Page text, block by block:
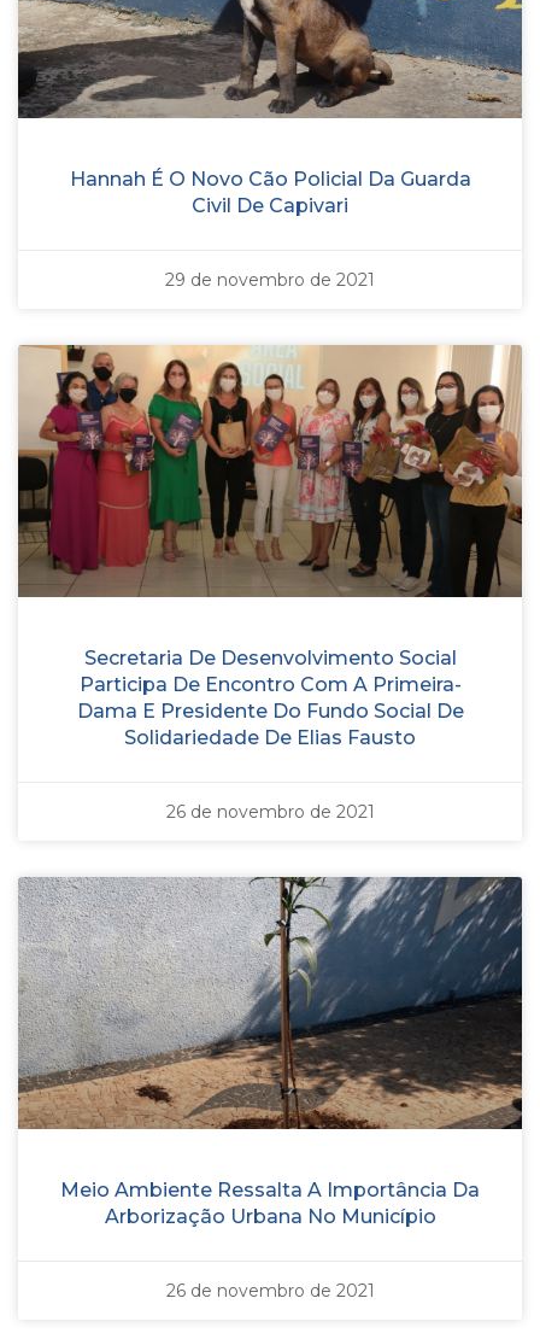
Hannah É O Novo Cão Policial Da Guarda
Civil De Capivari
29 de novembro de 2021
Secretaria De Desenvolvimento Social
Participa De Encontro Com A Primeira-
Dama E Presidente Do Fundo Social De
Solidariedade De Elias Fausto
26 de novembro de 2021
Meio Ambiente Ressalta A Importância Da
Arborização Urbana No Município
26 de novembro de 2021